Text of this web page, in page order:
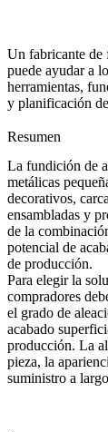
Un fabricante de
puede ayudar a
herramientas,
y planificación
Resumen
La fundición de
metálicas
decorativos,
ensambladas y
de la
potencial de
de producción.
Para elegir la
compradores
el grado de
acabado
producción. La
pieza, la
suministro a